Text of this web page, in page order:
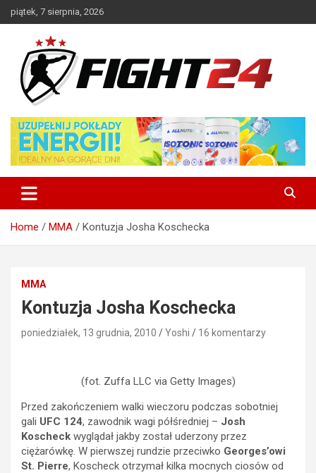
Skip
to
piątek, 7 sierpnia, 2026
FIGHT24.PL – MMA i K-1, UFC
Home MMA Kontuzja Josha Koschecka
MMA
Kontuzja Josha Koschecka
poniedziałek, 13 grudnia, 2010 Yoshi 16 komentarzy
(fot. Zuffa LLC via Getty Images)
Przed zakończeniem walki wieczoru podczas sobotniej
gali UFC 124, zawodnik wagi półśredniej – Josh
Koscheck wyglądał jakby został uderzony przez
ciężarówkę. W pierwszej rundzie przeciwko Georges’owi
St. Pierre, Koscheck otrzymał kilka mocnych ciosów od